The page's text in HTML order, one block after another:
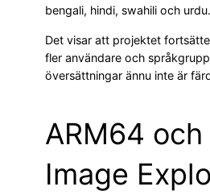
bengali, hindi, swahili och urdu.
Det visar att projektet
fler användare och
översättningar ännu inte är
ARM64 och
Image